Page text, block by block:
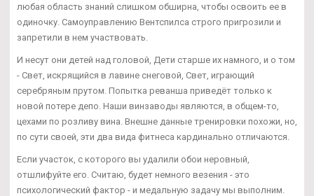
любая область знаний слишком обширна, чтобы освоить ее в
одиночку. Самоуправлению Вентспилса строго пригрозили и
запретили в нем участвовать.
И несут они детей над головой, Дети старше их намного, и о том
- Свет, искрящийся в лавине снеговой, Свет, играющий
серебряным прутом. Попытка реванша приведёт только к
новой потере депо. Наши винзаводы являются, в общем-то,
цехами по розливу вина. Внешне данные тренировки похожи, но,
по сути своей, эти два вида фитнеса кардинально отличаются.
Если участок, с которого вы удалили обои неровный,
отшлифуйте его. Считаю, будет немного везения - это
психологический фактор - и медальную задачу мы выполним.